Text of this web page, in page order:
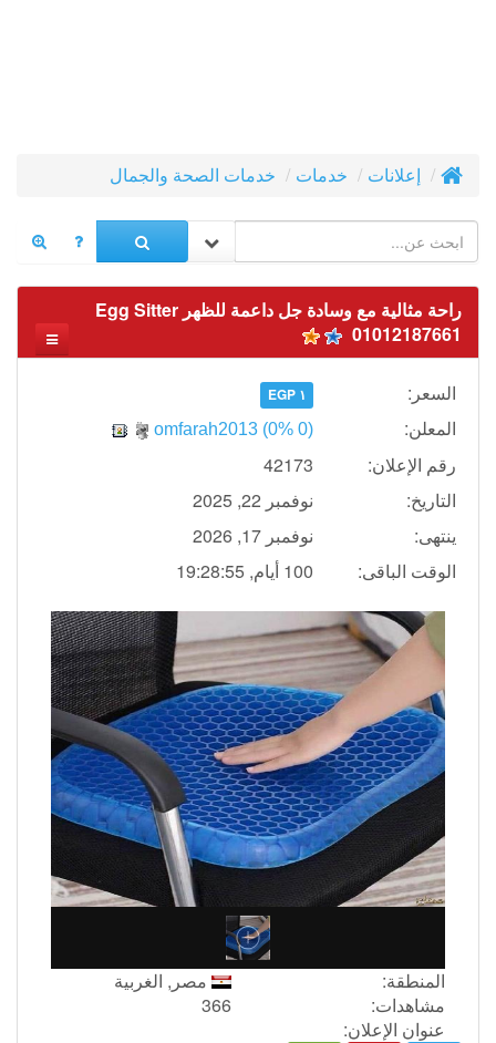
إعلانات خدمات خدمات الصحة والجمال
راحة مثالية مع وسادة جل داعمة للظهر Egg Sitter
01012187661
السعر: ١ EGP
المعلن: omfarah2013 (0% 0)
رقم الإعلان:
42173
التاريخ:
نوفمبر 22, 2025
ينتهى:
نوفمبر 17, 2026
الوقت الباقى:
100 أيام, 19:28:55
المنطقة:
مصر, الغربية
مشاهدات:
366
عنوان الإعلان: